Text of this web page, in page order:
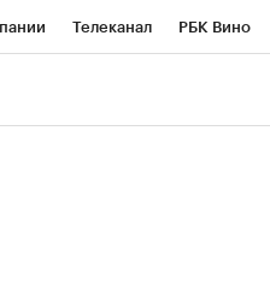
Телеканал РБК Вино